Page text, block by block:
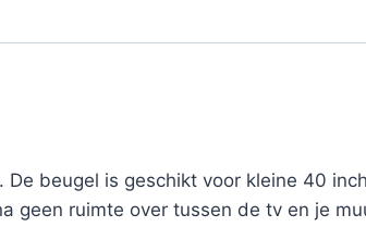
beugel is geschikt voor kleine 40
ruimte over tussen de tv en je